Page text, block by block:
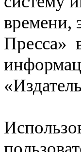
времени,
Пресса»